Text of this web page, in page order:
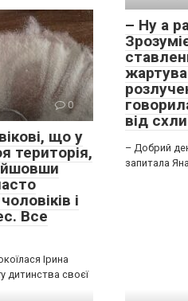
0
що у
територія,
і
Все
Ірина
дитинства своєї
– Ну а
від
– Добрий
запитала